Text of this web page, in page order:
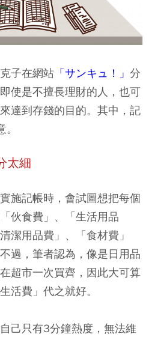
子在網站 「サンキュ！」 分
使是不擅長理財的人，也可
達到存錢的目的。其中，記
太細
施記帳時，會試圖想把每個
伙食費」、「生活用品
潔用品費」、「食材費」
過，筆者認為，像是日用品
超市一次買齊，因此大可算
活費」代之就好。
己只有3分鐘熱度，無法維